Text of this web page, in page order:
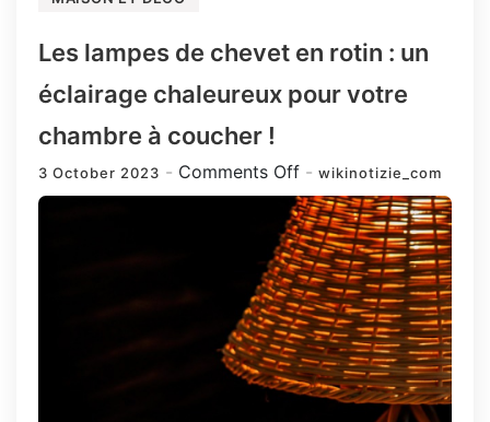
Les lampes de chevet en rotin : un
éclairage chaleureux pour votre
chambre à coucher !
3 October 2023 Comments Offon
Les
lampes
de
chevet
en
rotin
:
un
éclairage
wikinotizie_com